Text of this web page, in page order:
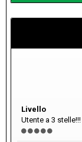
Livello
Utente a 3 stelle!!!